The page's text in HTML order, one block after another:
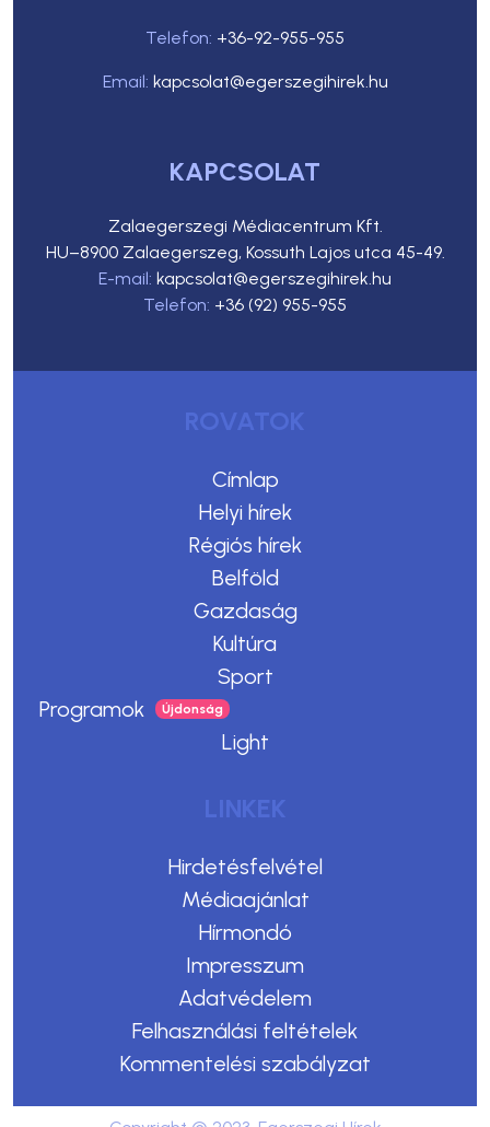
Telefon: +36-92-955-955
Email: kapcsolat@egerszegihirek.hu
KAPCSOLAT
Zalaegerszegi Médiacentrum Kft.
HU–8900 Zalaegerszeg, Kossuth Lajos utca 45-49.
E-mail: kapcsolat@egerszegihirek.hu
Telefon: +36 (92) 955-955
ROVATOK
Címlap
Helyi hírek
Régiós hírek
Belföld
Gazdaság
Kultúra
Sport
Programok
Light
LINKEK
Hirdetésfelvétel
Médiaajánlat
Hírmondó
Impresszum
Adatvédelem
Felhasználási feltételek
Kommentelési szabályzat